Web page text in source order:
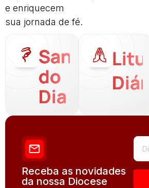
e enriquecem
sua jornada de fé.
Santo
do
Dia
Receba as novidades
da nossa Diocese